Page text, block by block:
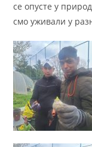
се опусте у
смо уживали у